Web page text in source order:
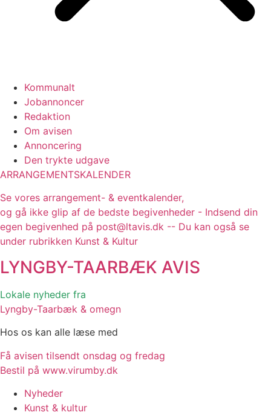
Kommunalt
Jobannoncer
Redaktion
Om avisen
Annoncering
Den trykte udgave
ARRANGEMENTSKALENDER
Se vores arrangement- & eventkalender,
og gå ikke glip af de bedste begivenheder - Indsend din
egen begivenhed på post@ltavis.dk -- Du kan også se
under rubrikken Kunst & Kultur
LYNGBY-TAARBÆK AVIS
Lokale nyheder fra
Lyngby-Taarbæk & omegn
Hos os kan alle læse med
Få avisen tilsendt onsdag og fredag
Bestil på www.virumby.dk
Nyheder
Kunst & kultur